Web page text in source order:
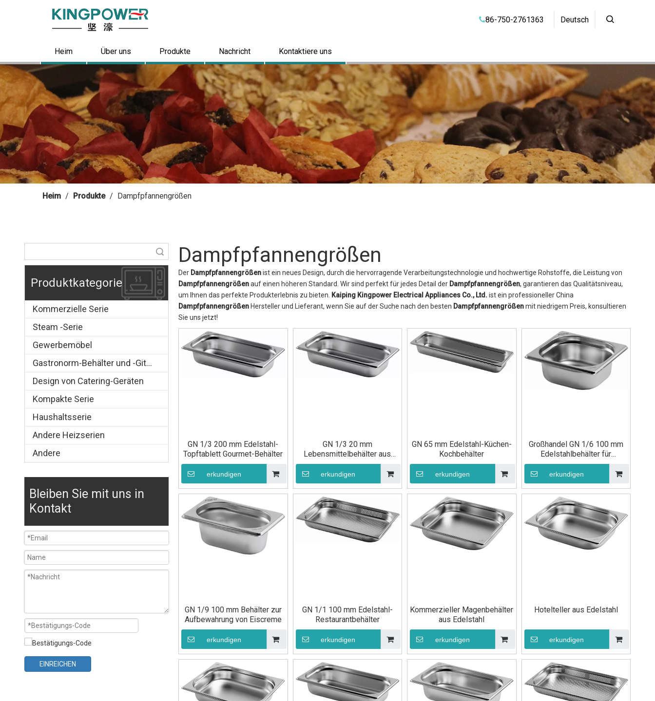
86-750-2761363 Deutsch
Heim Über uns Produkte Nachricht Kontaktiere uns
Heim / Produkte / Dampfpfannengrößen
Produktkategorie
Kommerzielle Serie
Steam -Serie
Gewerbemöbel
Gastronorm-Behälter und -Gitter
Design von Catering-Geräten
Kompakte Serie
Haushaltsserie
Andere Heizserien
Andere
Bleiben Sie mit uns in
Kontakt
EINREICHEN
Dampfpfannengrößen
Der Dampfpfannengrößenist ein neues Design, durch die hervorragende Verarbeitungstechnologie und hochwertige Rohstoffe, die Leistung von
Dampfpfannengrößenauf einen höheren Standard. Wir sind perfekt für jedes Detail der Dampfpfannengrößen, garantieren das Qualitätsniveau,
um Ihnen das perfekte Produkterlebnis zu bieten.
Kaiping Kingpower Electrical Appliances Co., Ltd. ist ein professioneller China
Dampfpfannengrößen Hersteller und Lieferant, wenn Sie auf der Suche nach den besten Dampfpfannengrößenmit niedrigem Preis, konsultieren
Sie uns jetzt!
GN 1/3 200 mm Edelstahl-
Topftablett Gourmet-Behälter
erkundigen
GN 1/3 20 mm
Lebensmittelbehälter aus
Edelstahl
erkundigen
GN 65 mm Edelstahl-Küchen-
Kochbehälter
erkundigen
Großhandel GN 1/6 100 mm
Edelstahlbehälter für
Lebensmittelpfannen
erkundigen
GN 1/9 100 mm Behälter zur
Aufbewahrung von Eiscreme
erkundigen
GN 1/1 100 mm Edelstahl-
Restaurantbehälter
erkundigen
Kommerzieller Magenbehälter
aus Edelstahl
erkundigen
Hotelteller aus Edelstahl
erkundigen